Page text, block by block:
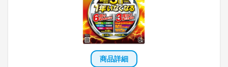
商品詳細